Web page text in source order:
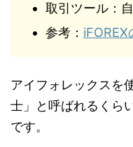
取引ツール：
参考： iFOREX
アイフォレックスを
士」と呼ばれるくら
です。